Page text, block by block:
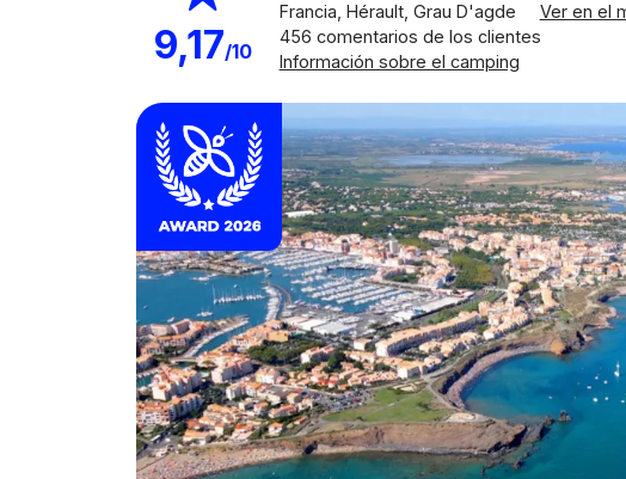
9,17/10
Francia, Hérault, Grau D'agde
Ver en el
456 comentarios de los clientes
Información sobre el camping